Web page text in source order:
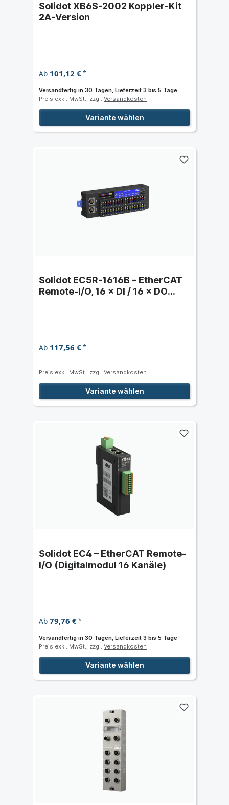
Solidot XB6S-2002 Koppler-Kit
2A-Version
Ab 101,12 €*
Versandfertig in 30 Tagen, Lieferzeit 3 bis 5 Tage
Preis exkl. MwSt., zzgl. Versandkosten
Variante wählen
Solidot EC5R-1616B – EtherCAT
Remote-I/O, 16 × DI / 16 × DO
Ab 117,56 €*
Preis exkl. MwSt., zzgl. Versandkosten
Variante wählen
Solidot EC4 – EtherCAT Remote-
I/O (Digitalmodul 16 Kanäle)
Ab 79,76 €*
Versandfertig in 30 Tagen, Lieferzeit 3 bis 5 Tage
Preis exkl. MwSt., zzgl. Versandkosten
Variante wählen